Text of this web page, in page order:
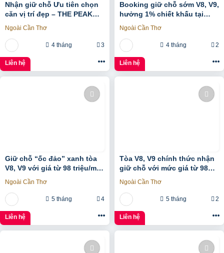
Nhận giữ chỗ Ưu tiên chọn
căn vị trí đẹp – THE PEAK
GARDEN của Hưng Lộc Phát
Ngoài Cần Thơ
4 tháng 3
Liên hệ
Booking giữ chỗ sớm V8, V9,
hưởng 1% chiết khấu tại
Sunshine Sky City để đón
đầu hạ tầng phát triển
Ngoài Cần Thơ
4 tháng 2
Liên hệ
Giữ chỗ “ốc đảo” xanh tòa
V8, V9 với giá từ 98 triệu/m2,
hưởng 1% chiết khấu
booking sớm tại
Ngoài Cần Thơ
5 tháng 4
Liên hệ
Tòa V8, V9 chính thức nhận
giữ chỗ với mức giá từ 98
triệu/m2, 1% early bird tại
Sunshine Sky City
Ngoài Cần Thơ
5 tháng 2
Liên hệ